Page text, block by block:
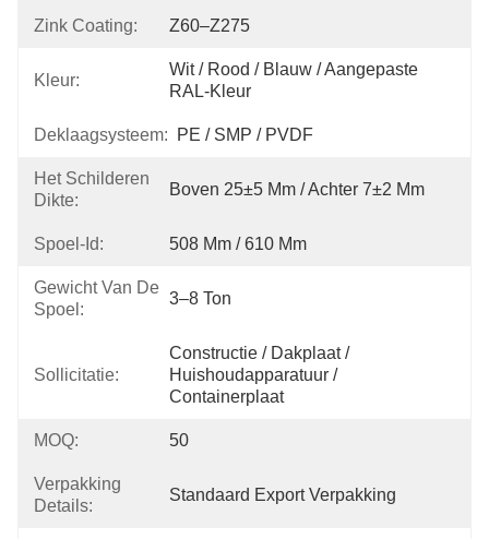
Zink Coating: Z60–Z275
Kleur:
Wit / Rood / Blauw / Aangepaste
RAL-Kleur
Deklaagsysteem: PE / SMP / PVDF
Het Schilderen
Dikte:
Boven 25±5 Μm / Achter 7±2 Μm
Spoel-Id: 508 Mm / 610 Mm
Gewicht Van De
Spoel:
3–8 Ton
Sollicitatie:
Constructie / Dakplaat /
Huishoudapparatuur /
Containerplaat
MOQ: 50
Verpakking
Details:
Standaard Export Verpakking